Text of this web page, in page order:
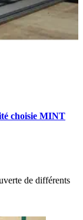
choisie MINT
de différents